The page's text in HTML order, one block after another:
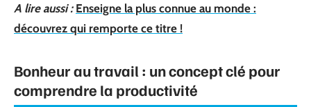
A lire aussi : Enseigne la plus connue au monde :
découvrez qui remporte ce titre !
Bonheur au travail : un concept clé pour
comprendre la productivité